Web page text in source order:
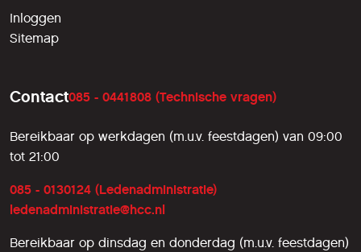
Inloggen
Sitemap
Contact085 - 0441808 (Technische vragen)
Bereikbaar op werkdagen (m.u.v. feestdagen) van 09:00
tot 21:00
085 - 0130124 (Ledenadministratie)
ledenadministratie@hcc.nl
Bereikbaar op dinsdag en donderdag (m.u.v. feestdagen)